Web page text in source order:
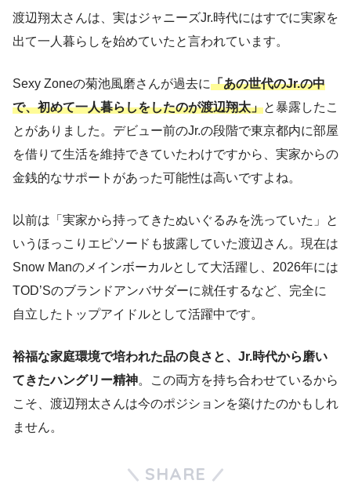
渡辺翔太さんは、実はジャニーズJr.時代にはすでに実家を
出て一人暮らしを始めていたと言われています。
Sexy Zoneの菊池風磨さんが過去に「あの世代のJr.の中
で、初めて一人暮らしをしたのが渡辺翔太」と暴露したこ
とがありました。デビュー前のJr.の段階で東京都内に部屋
を借りて生活を維持できていたわけですから、実家からの
金銭的なサポートがあった可能性は高いですよね。
以前は「実家から持ってきたぬいぐるみを洗っていた」と
いうほっこりエピソードも披露していた渡辺さん。現在は
Snow Manのメインボーカルとして大活躍し、2026年には
TOD’Sのブランドアンバサダーに就任するなど、完全に
自立したトップアイドルとして活躍中です。
裕福な家庭環境で培われた品の良さと、Jr.時代から磨い
てきたハングリー精神。この両方を持ち合わせているから
こそ、渡辺翔太さんは今のポジションを築けたのかもしれ
ません。
SHARE